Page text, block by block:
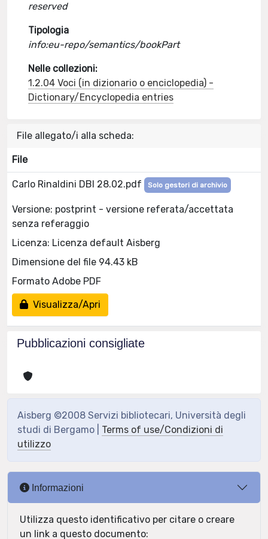
reserved
Tipologia
info:eu-repo/semantics/bookPart
Nelle collezioni:
1.2.04 Voci (in dizionario o enciclopedia) -
Dictionary/Encyclopedia entries
File allegato/i alla scheda:
File
Carlo Rinaldini DBI 28.02.pdf Solo gestori di archivio
Versione: postprint - versione referata/accettata
senza referaggio
Licenza: Licenza default Aisberg
Dimensione del file 94.43 kB
Formato Adobe PDF
Visualizza/Apri
Pubblicazioni consigliate
Aisberg ©2008 Servizi bibliotecari, Università degli
studi di Bergamo | Terms of use/Condizioni di
utilizzo
Informazioni
Utilizza questo identificativo per citare o creare
un link a questo documento: